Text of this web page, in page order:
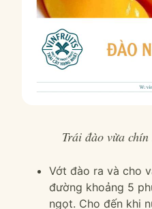
Trái đào vừa
Vớt đào ra và cho
đường khoảng 5
ngọt. Cho đến khi